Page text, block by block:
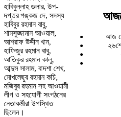
হাবিবুল্লাহ ডলার, উপ-
দপ্তর পঙ্কজ দে, সদস্য
হাবিবুর রহমান বাবু,
শামসুজ্জামান আওয়াল,
আশরাফ উদ্দীন খান,
হাফিজুর রহমান বাবু,
আতিকুর রহমান কালু,
আব্দুস সালাম, বাদশা শেখ,
মোখলেছুর রহমান কচি,
মজিবুর রহমান সহ আওয়ামী
লীগ ও সহযোগী সংগঠনের
নেতাকর্মীরা উপস্থিত
ছিলেন।
আজ